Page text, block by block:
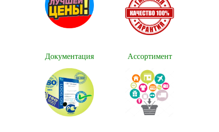
Документация Ассортимент